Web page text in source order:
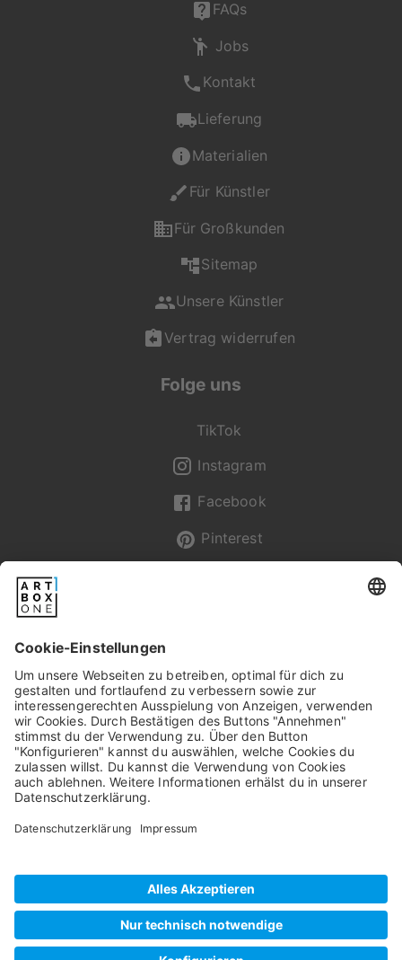
individuell für dich
Liebe zum Detail
persönliches
Wunschprodukt in der
Qualität von
Motiv, Produkt oder
Kundenservice gerne
unterstützt dich bei
Du erreichst uns Mo -
Fr von 08:00 - 20:00
- 20:00 Uhr unter +49
oder per Mail an
service@artboxone.de.
FAQs
Jobs
Kontakt
Lieferung
Materialien
Für Künstler
Für Großkunden
Sitemap
Unsere Künstler
Vertrag widerrufen
Folge uns
TikTok
Instagram
Facebook
Pinterest
Pixum
Widerrufsbelehrung
Datenschutz
AGB/Kundeninfos
Impressum
©2026artboxONE